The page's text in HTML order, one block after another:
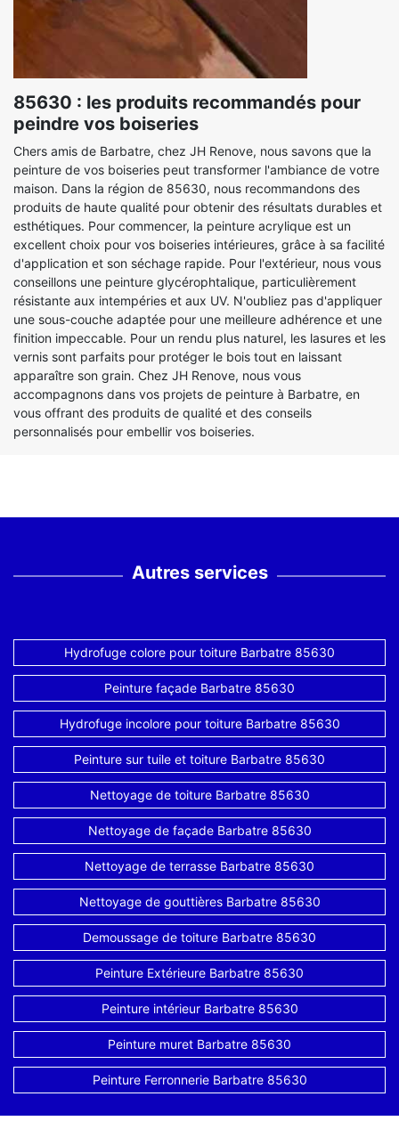
85630 : les produits recommandés pour
peindre vos boiseries
Chers amis de Barbatre, chez JH Renove, nous savons que la
peinture de vos boiseries peut transformer l'ambiance de votre
maison. Dans la région de 85630, nous recommandons des
produits de haute qualité pour obtenir des résultats durables et
esthétiques. Pour commencer, la peinture acrylique est un
excellent choix pour vos boiseries intérieures, grâce à sa facilité
d'application et son séchage rapide. Pour l'extérieur, nous vous
conseillons une peinture glycérophtalique, particulièrement
résistante aux intempéries et aux UV. N'oubliez pas d'appliquer
une sous-couche adaptée pour une meilleure adhérence et une
finition impeccable. Pour un rendu plus naturel, les lasures et les
vernis sont parfaits pour protéger le bois tout en laissant
apparaître son grain. Chez JH Renove, nous vous
accompagnons dans vos projets de peinture à Barbatre, en
vous offrant des produits de qualité et des conseils
personnalisés pour embellir vos boiseries.
Autres services
Hydrofuge colore pour toiture Barbatre 85630
Peinture façade Barbatre 85630
Hydrofuge incolore pour toiture Barbatre 85630
Peinture sur tuile et toiture Barbatre 85630
Nettoyage de toiture Barbatre 85630
Nettoyage de façade Barbatre 85630
Nettoyage de terrasse Barbatre 85630
Nettoyage de gouttières Barbatre 85630
Demoussage de toiture Barbatre 85630
Peinture Extérieure Barbatre 85630
Peinture intérieur Barbatre 85630
Peinture muret Barbatre 85630
Peinture Ferronnerie Barbatre 85630